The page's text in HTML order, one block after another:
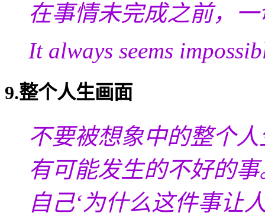
在事情未完成之前，
It always seems
9.整个人生画面
不要被想象中的整个
有可能发生的不好的
自己‘为什么这件事让